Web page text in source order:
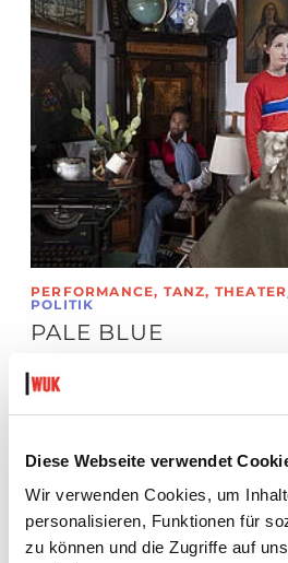
Diese Webseite verwendet
Wir verwenden Cookies, um
personalisieren, Funktionen für
zu können und die Zugriffe auf
PERFORMANCE, TANZ, THEATER
POLITIK
PALE BLUE